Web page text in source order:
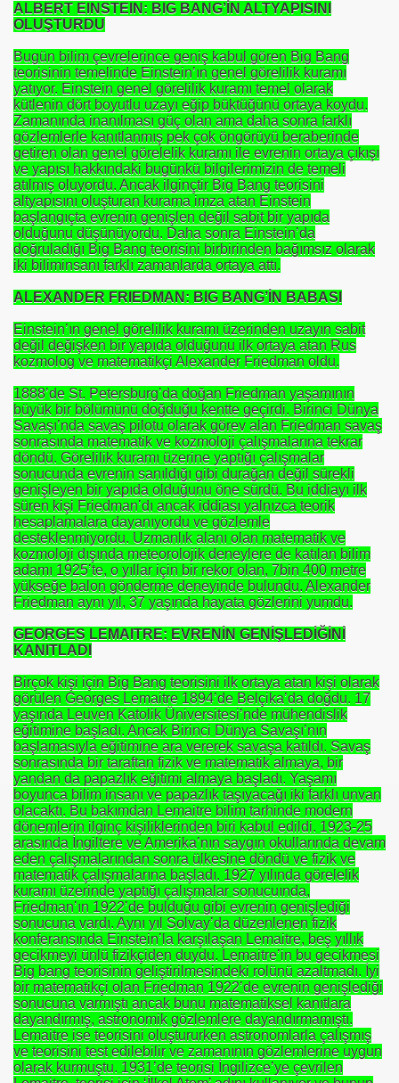
ALBERT EINSTEIN: BIG BANG’İN ALTYAPISINI
OLUŞTURDU
Bugün bilim çevrelerince geniş kabul gören Big Bang
teorisinin temelinde Einstein’ın genel görelilik kuramı
yatıyor. Einstein genel görelilik kuramı temel olarak
kütlenin dört boyutlu uzayı eğip büktüğünü ortaya koydu.
Zamanında inanılması güç olan ama daha sonra farklı
gözlemlerle kanıtlanmış pek çok öngörüyü beraberinde
getiren olan genel görelelik kuramı ile evrenin ortaya çıkışı
ve yapısı hakkındaki bugünkü bilgilerimizin de temeli
atılmış oluyordu. Ancak ilginçtir Big Bang teorisini
altyapısını oluşturan kurama imza atan Einstein
başlangıçta evrenin genişlen değil sabit bir yapıda
olduğunu düşünüyordu. Daha sonra Einstein’da
doğruladığı Big Bang teorisini birbirinden bağımsız olarak
iki biliminsanı farklı zamanlarda ortaya attı.
ALEXANDER FRIEDMAN: BIG BANG’İN BABASI
Einstein’ın genel görelilik kuramı üzerinden uzayın sabit
değil değişken bir yapıda olduğunu ilk ortaya atan Rus
kozmolog ve matematikçi Alexander Friedman oldu.
1888’de St. Petersburg’da doğan Friedman yaşamının
büyük bir bölümünü doğduğu kentte geçirdi. Birinci Dünya
Savaşı’nda savaş pilotu olarak görev alan Friedman savaş
sonrasında matematik ve kozmoloji çalışmalarına tekrar
döndü. Görelilik kuramı üzerine yaptığı çalışmalar
sonucunda evrenin sanıldığı gibi durağan değil sürekli
genişleyen bir yapıda olduğunu öne sürdü. Bu iddiayı ilk
süren kişi Friedman’dı ancak iddiası yalnızca teorik
hesaplamalara dayanıyordu ve gözlemle
desteklenmiyordu. Uzmanlık alanı olan matematik ve
kozmoloji dışında meteorolojik deneylere de katılan bilim
adamı 1925’te, o yıllar için bir rekor olan, 7bin 400 metre
yükseğe balon gönderme deneyinde bulundu. Alexander
Friedman aynı yıl, 37 yaşında hayata gözlerini yumdu.
GEORGES LEMAITRE: EVRENİN GENİŞLEDİĞİNİ
KANITLADI
Birçok kişi için Big Bang teorisini ilk ortaya atan kişi olarak
görülen Georges Lemaitre 1894’de Belçika’da doğdu. 17
yaşında Leuven Katolik Üniversitesi’nde mühendislik
eğitimine başladı. Ancak Birinci Dünya Savaşı’nın
başlamasıyla eğitimine ara vererek savaşa katıldı. Savaş
sonrasında bir taraftan fizik ve matematik almaya, bir
yandan da papazlık eğitimi almaya başladı. Yaşamı
boyunca bilim insanı ve papazlık taşıyacağı iki farklı unvan
olacaktı. Bu bakımdan Lemaitre bilim tarhinde modern
dönemlerin ilginç kişiliklerinden biri kabul edildi. 1923-25
arasında İngiltere ve Amerika’nın saygın okullarında devam
eden çalışmalarından sonra ülkesine döndü ve fizik ve
matematik çalışmalarına başladı. 1927 yılında görelelik
kuramı üzerinde yaptığı çalışmalar sonucuında,
Friedman’ın 1922’de bulduğu gibi evrenin genişlediği
sonucuna vardı. Aynı yıl Solvay’da düzenlenen fizik
konferansında Einstein’la karşılaşan Lemaitre, beş yıllık
gecikmeyi ünlü fizikçiden duydu. Lemaitre’in bu gecikmesi
Big bang teorisinin geliştirilmesindeki rolünü azaltmadı. İyi
bir matematikçi olan Friedman 1922’de evrenin genişlediği
sonucuna varmıştı ancak bunu matematiksel kanıtlara
dayandırmış, astronomik gözlemlere dayandırmamıştı.
Lemaitre ise teorisini oluştururken astronomlarla çalışmış
ve teorisini test edilebilir ve zamanının gözlemlerine uygun
olarak kurmuştu. 1931’de teorisi İngilizce’ye çevrilen
NJ.Canlı Yayın